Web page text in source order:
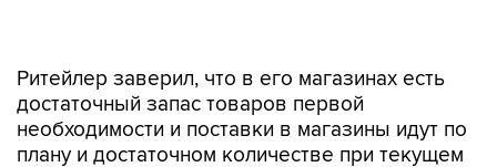
необходимости и поставки в магазины идут по
плану и достаточном количестве при текущем
спросе.